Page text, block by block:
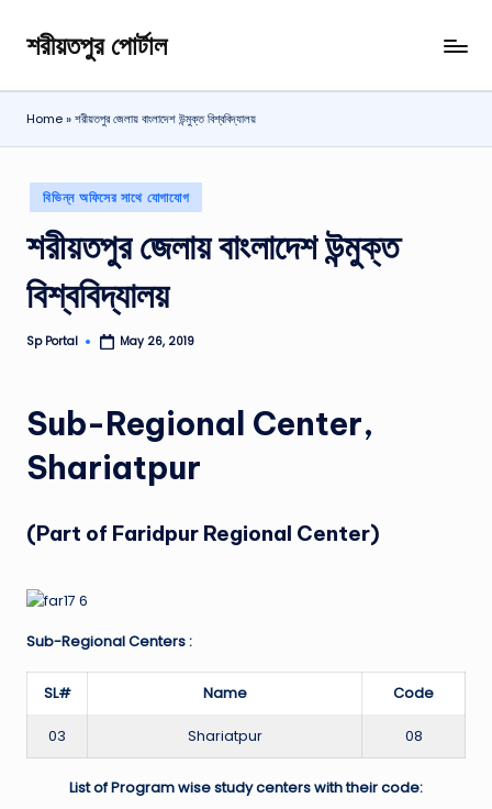
Skip
content
শরীয়তপুর পোর্টাল
শরীয়তপুর
জেলা
বিষয়ক
পোর্টাল
Home»শরীয়তপুর জেলায় বাংলাদেশ উন্মুক্ত বিশ্ববিদ্যালয়
Posted
in
বিভিন্ন অফিসের সাথে যোগাযোগ
শরীয়তপুর জেলায় বাংলাদেশ উন্মুক্ত
বিশ্ববিদ্যালয়
Posted
Sp Portal May 26, 2019
Sub-Regional Center,
Shariatpur
(Part of Faridpur Regional Center)
Sub-Regional Centers :
SL# Name Code
03 Shariatpur 08
List of Program wise study centers with their code: